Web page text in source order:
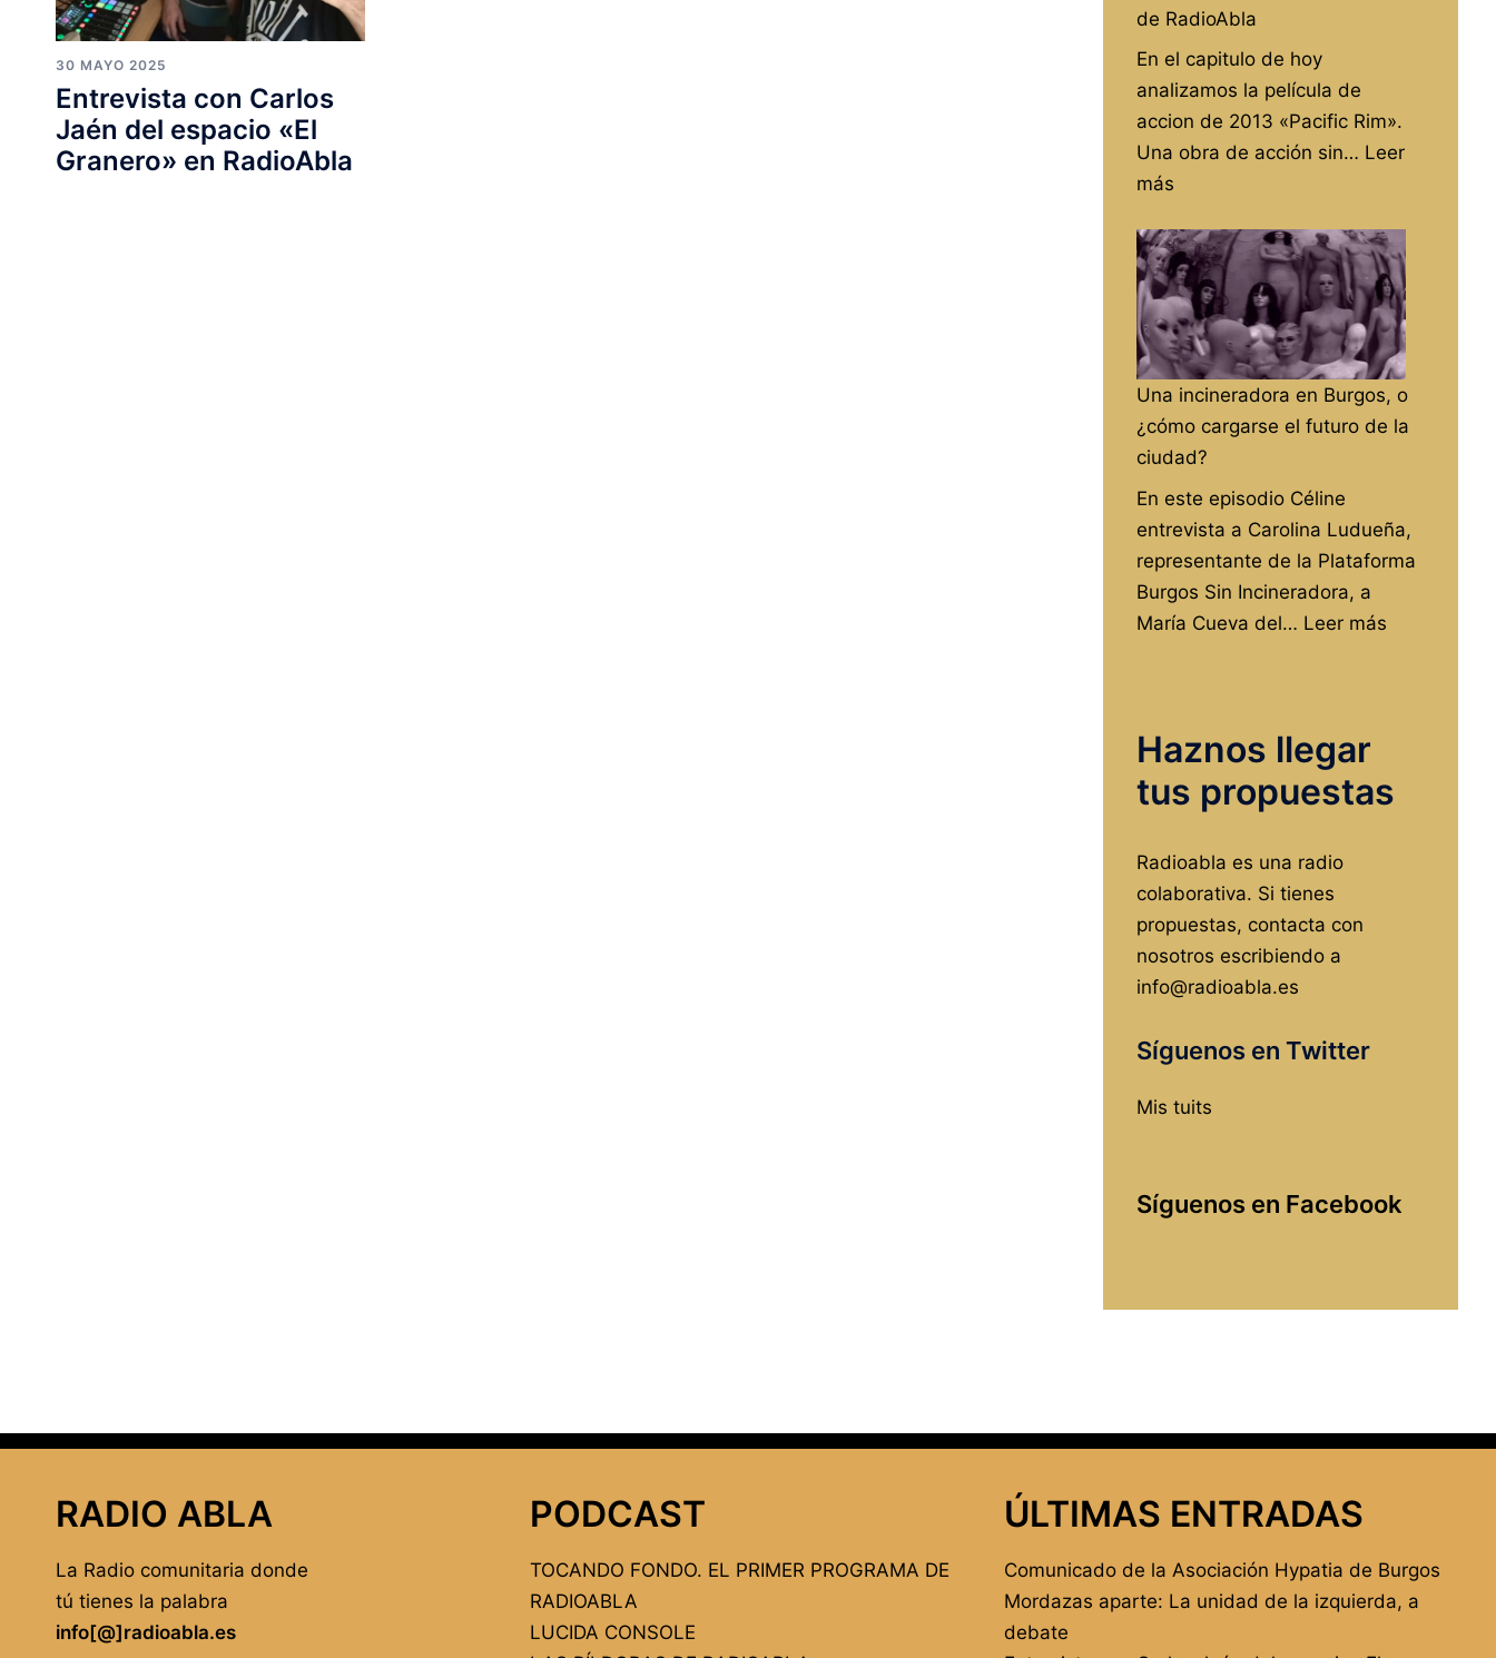
30 MAYO 2025
Entrevista con Carlos
Jaén del espacio «El
Granero» en RadioAbla
de RadioAbla
En el capitulo de hoy
analizamos la película de
accion de 2013 «Pacific Rim».
Una obra de acción sin… Leer
más:
rim»
en
Alegrame
el
día
de
RadioAbla
Una incineradora en Burgos, o
¿cómo cargarse el futuro de la
ciudad?
En este episodio Céline
entrevista a Carolina Ludueña,
representante de la Plataforma
Burgos Sin Incineradora, a
María Cueva del… Leer más:
¿cómo
Haznos llegar
tus propuestas
Radioabla es una radio
colaborativa. Si tienes
propuestas, contacta con
nosotros escribiendo a
info@radioabla.es
Síguenos en Twitter
Mis tuits
Síguenos en Facebook
RADIO ABLA
La Radio comunitaria donde
tú tienes la palabra
info[@]radioabla.es
PODCAST
TOCANDO FONDO. EL PRIMER PROGRAMA DE
RADIOABLA
LUCIDA CONSOLE
ÚLTIMAS ENTRADAS
Comunicado de la Asociación Hypatia de Burgos
Mordazas aparte: La unidad de la izquierda, a
debate